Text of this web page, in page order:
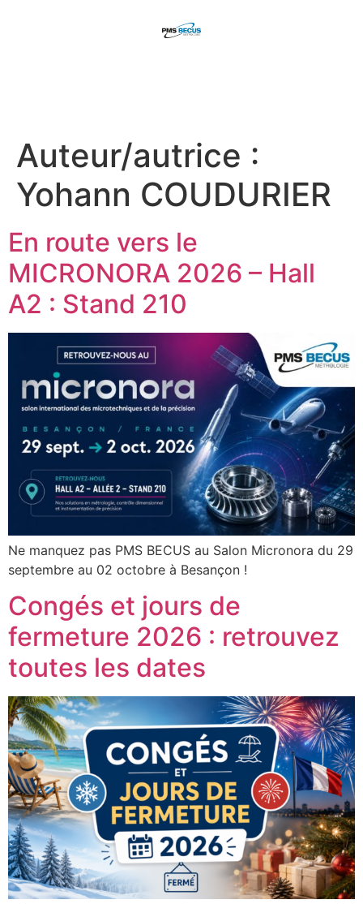
Auteur/autrice :
Yohann COUDURIER
En route vers le
MICRONORA 2026 – Hall
A2 : Stand 210
Ne manquez pas PMS BECUS au Salon Micronora du 29
septembre au 02 octobre à Besançon !
Congés et jours de
fermeture 2026 : retrouvez
toutes les dates